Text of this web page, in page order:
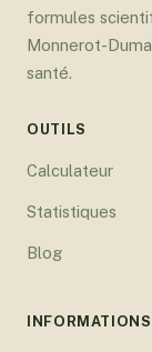
formules
Monnerot-
santé.
OUTILS
Calculateur
Statistiques
Blog
INFORMATIONS